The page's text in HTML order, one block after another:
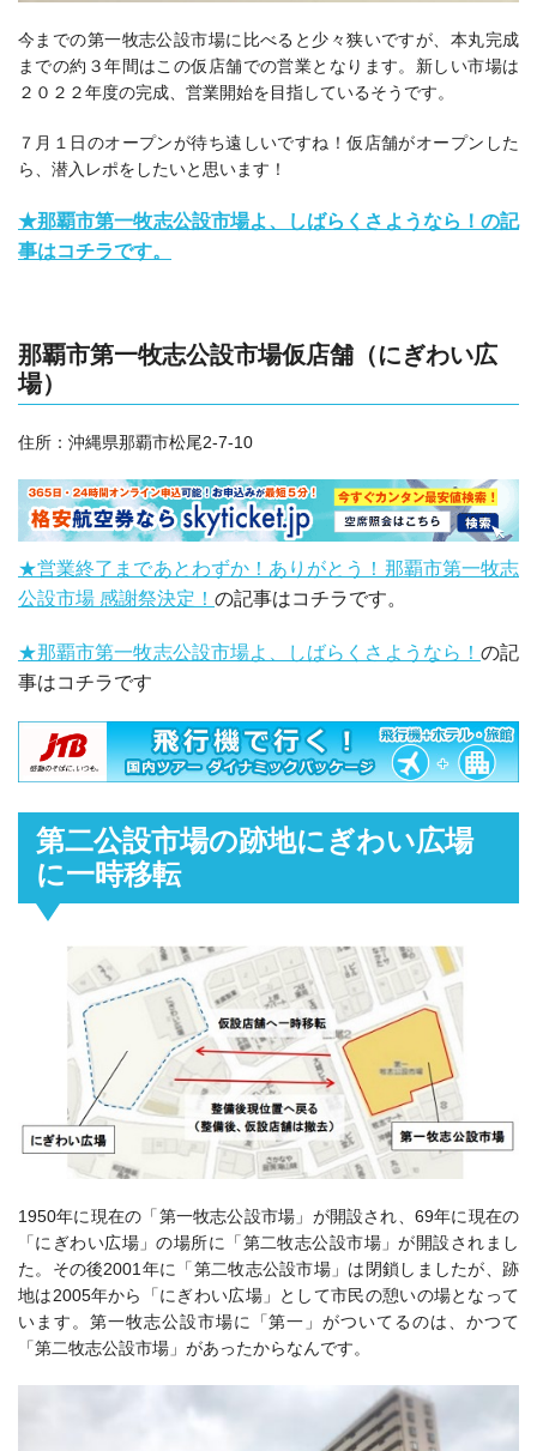
今までの第一牧志公設市場に比べると少々狭いですが、本丸完成
までの約３年間はこの仮店舗での営業となります。 新しい市場は
２０２２年度の完成、営業開始を目指しているそうです。
７月１日のオープンが待ち遠しいですね！仮店舗がオープンした
ら、潜入レポをしたいと思います！
★那覇市第一牧志公設市場よ、しばらくさようなら！の記
事はコチラです。
那覇市第一牧志公設市場仮店舗（にぎわい広
場）
住所：沖縄県那覇市松尾2-7-10
★営業終了まであとわずか！ありがとう！那覇市第一牧志
公設市場 感謝祭決定！ の記事はコチラです。
★那覇市第一牧志公設市場よ、しばらくさようなら！ の記
事はコチラです
第二公設市場の跡地にぎわい広場
に一時移転
1950年に現在の「第一牧志公設市場」が開設され、69年に現在の
「にぎわい広場」の場所に「第二牧志公設市場」が開設されまし
た。その後2001年に「第二牧志公設市場」は閉鎖しましたが、跡
地は2005年から「にぎわい広場」として市民の憩いの場となって
います。第一牧志公設市場に「第一」がついてるのは、かつて
「第二牧志公設市場」があったからなんです。